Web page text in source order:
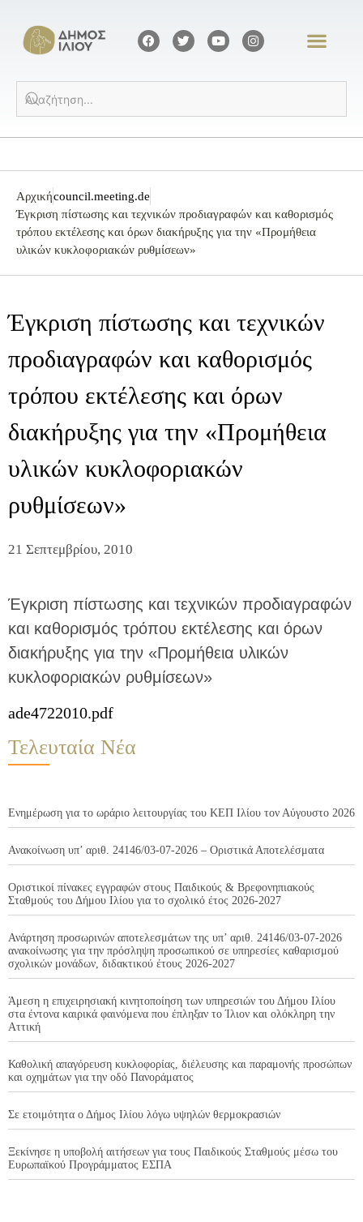
Αρχικήcouncil.meeting.de
Έγκριση πίστωσης και τεχνικών προδιαγραφών και καθορισμός
τρόπου εκτέλεσης και όρων διακήρυξης για την «Προμήθεια
υλικών κυκλοφοριακών ρυθμίσεων»
Έγκριση πίστωσης και τεχνικών
προδιαγραφών και καθορισμός
τρόπου εκτέλεσης και όρων
διακήρυξης για την «Προμήθεια
υλικών κυκλοφοριακών
ρυθμίσεων»
21 Σεπτεμβρίου, 2010
Έγκριση πίστωσης και τεχνικών προδιαγραφών
και καθορισμός τρόπου εκτέλεσης και όρων
διακήρυξης για την «Προμήθεια υλικών
κυκλοφοριακών ρυθμίσεων»
ade4722010.pdf
Τελευταία Νέα
Ενημέρωση για το ωράριο λειτουργίας του ΚΕΠ Ιλίου τον Αύγουστο 2026
Ανακοίνωση υπ’ αριθ. 24146/03-07-2026 – Οριστικά Αποτελέσματα
Οριστικοί πίνακες εγγραφών στους Παιδικούς & Βρεφονηπιακούς
Σταθμούς του Δήμου Ιλίου για το σχολικό έτος 2026-2027
Ανάρτηση προσωρινών αποτελεσμάτων της υπ’ αριθ. 24146/03-07-2026
ανακοίνωσης για την πρόσληψη προσωπικού σε υπηρεσίες καθαρισμού
σχολικών μονάδων, διδακτικού έτους 2026-2027
Άμεση η επιχειρησιακή κινητοποίηση των υπηρεσιών του Δήμου Ιλίου
στα έντονα καιρικά φαινόμενα που έπληξαν το Ίλιον και ολόκληρη την
Αττική
Καθολική απαγόρευση κυκλοφορίας, διέλευσης και παραμονής προσώπων
και οχημάτων για την οδό Πανοράματος
Σε ετοιμότητα ο Δήμος Ιλίου λόγω υψηλών θερμοκρασιών
Ξεκίνησε η υποβολή αιτήσεων για τους Παιδικούς Σταθμούς μέσω του
Ευρωπαϊκού Προγράμματος ΕΣΠΑ